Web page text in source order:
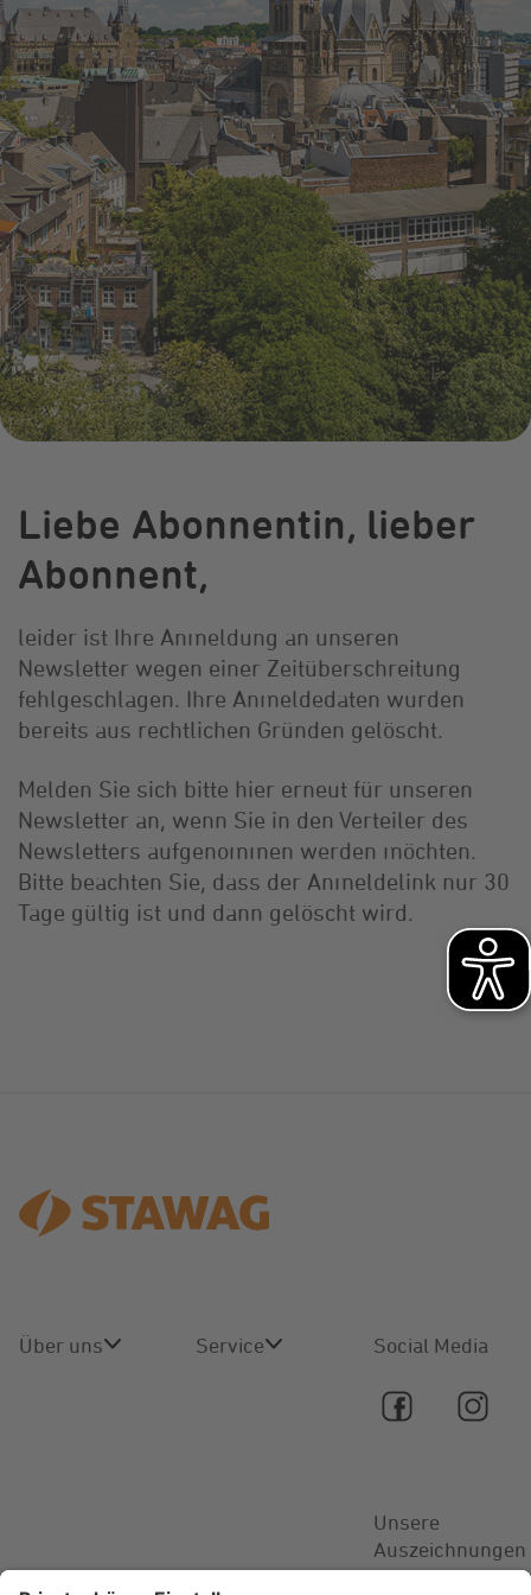
Elektromobilität
Online-
Store
Online-Service
Umzugsservice
Energieberatung
Energiefragen
Kündigung
Wärmestrom
Treue-Bonus
Vorteile
Liebe Abonnentin, lieber
Abonnent,
leider ist Ihre Anmeldung an unseren
Newsletter wegen einer Zeitüberschreitung
fehlgeschlagen. Ihre Anmeldedaten wurden
bereits aus rechtlichen Gründen gelöscht.
Melden Sie sich bitte hier erneut für unseren
Newsletter an, wenn Sie in den Verteiler des
Newsletters aufgenommen werden möchten.
Bitte beachten Sie, dass der Anmeldelink nur 30
Tage gültig ist und dann gelöscht wird.
Über uns Service Social Media
Unsere
Auszeichnungen